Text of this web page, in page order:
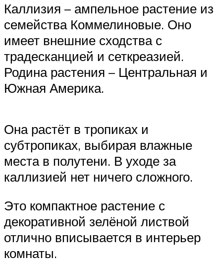
Каллизия – ампельное растение из
семейства Коммелиновые. Оно
имеет внешние сходства с
традесканцией и сеткреазией.
Родина растения – Центральная и
Южная Америка.
Она растёт в тропиках и
субтропиках, выбирая влажные
места в полутени. В уходе за
каллизией нет ничего сложного.
Это компактное растение с
декоративной зелёной листвой
отлично вписывается в интерьер
комнаты.